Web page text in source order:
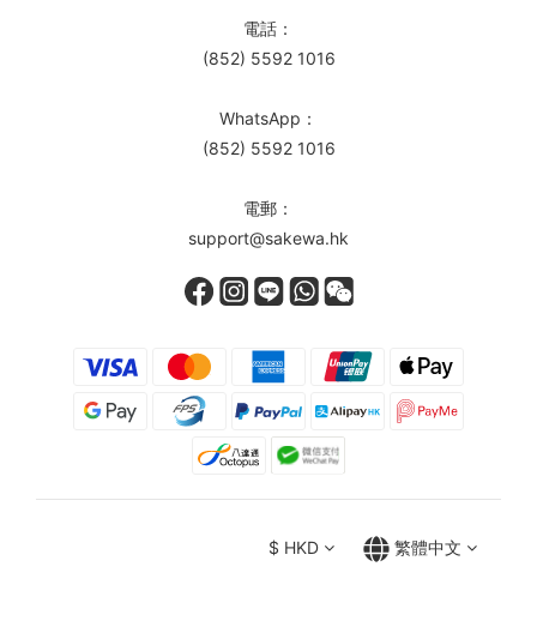
電話：
(852) 5592 1016
WhatsApp：
(852) 5592 1016
電郵：
support@sakewa.hk
$ HKD 繁體中文